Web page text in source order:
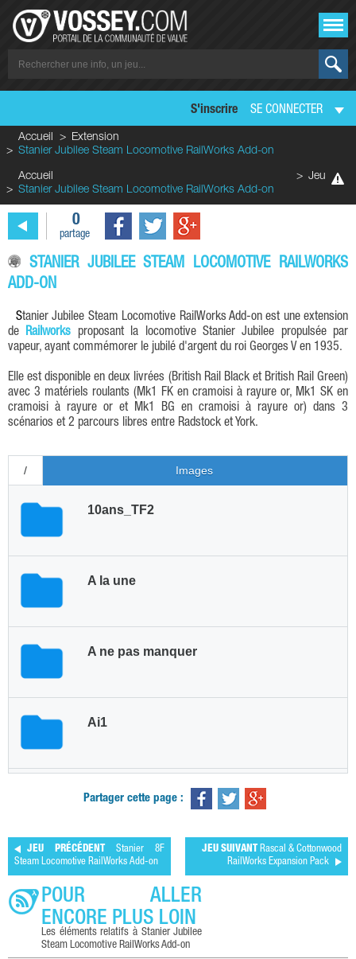
S'inscrire SE CONNECTER
Accueil
Extension
Stanier Jubilee Steam Locomotive RailWorks Add-on
Accueil
Jeu
Stanier Jubilee Steam Locomotive RailWorks Add-on
0
partage
STANIER JUBILEE STEAM LOCOMOTIVE RAILWORKS
ADD-ON
Stanier Jubilee Steam Locomotive RailWorks Add-on est une extension
de Railworks proposant la locomotive Stanier Jubilee propulsée par
vapeur, ayant commémorer le jubilé d'argent du roi Georges V en 1935.
Elle est disponible en deux livrées (British Rail Black et British Rail Green)
avec 3 matériels roulants (Mk1 FK en cramoisi à rayure or, Mk1 SK en
cramoisi à rayure or et Mk1 BG en cramoisi à rayure or) dans 3
scénarios et 2 parcours libres entre Radstock et York.
Partager cette page :
JEU PRÉCÉDENT Stanier 8F
Steam Locomotive RailWorks Add-on
JEU SUIVANT Rascal & Cottonwood
RailWorks Expansion Pack
POUR ALLER
ENCORE PLUS LOIN
Les éléments relatifs à Stanier Jubilee
Steam Locomotive RailWorks Add-on